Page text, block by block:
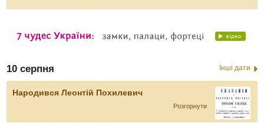
10 серпня Інші дати
Народився Леонтій Похилевич
Розгорнути